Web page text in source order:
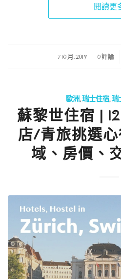
閱讀更
7 10 月, 2019
/ 0 評論
歐洲,瑞士住宿,瑞
蘇黎世住宿 |
店/青旅挑選
域、房價、